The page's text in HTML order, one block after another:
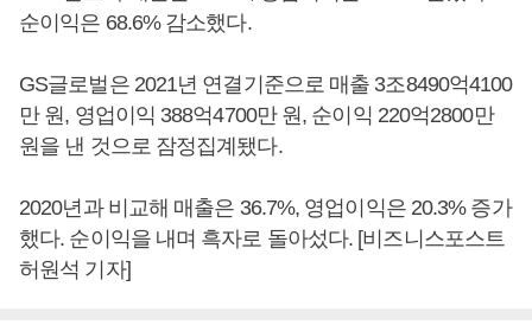
순이익은 68.6% 감소했다.
GS글로벌은 2021년 연결기준으로 매출 3조8490억4100
만 원, 영업이익 388억4700만 원, 순이익 220억2800만
원을 낸 것으로 잠정집계됐다.
2020년과 비교해 매출은 36.7%, 영업이익은 20.3% 증가
했다. 순이익을 내며 흑자로 돌아섰다. [비즈니스포스트
허원석 기자]